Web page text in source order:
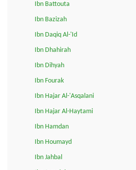
Ibn Battouta
Ibn Bazizah
Ibn Daqiq Al-'Id
Ibn Dhahirah
Ibn Dihyah
Ibn Fourak
Ibn Hajar Al-'Asqalani
Ibn Hajar Al-Haytami
Ibn Hamdan
Ibn Houmayd
Ibn Jahbal